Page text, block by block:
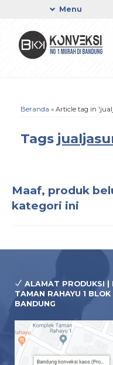
Menu
Beranda » Article tag in
Tags
Maaf, produk
kategori ini
ALAMAT PRODUKSI |
TAMAN RAHAYU 1
BANDUNG